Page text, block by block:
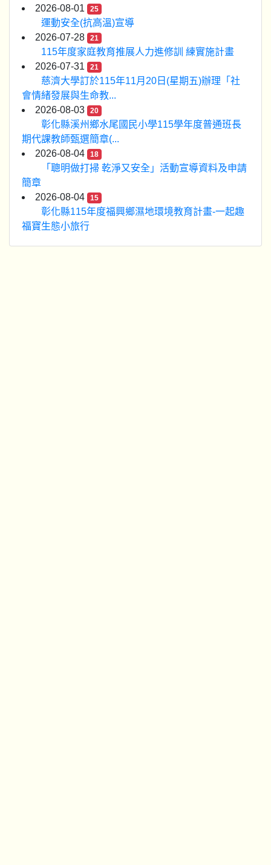
2026-08-01
25
運動安全(抗高溫)宣導
2026-07-28
21
115年度家庭教育推展人力進修訓 練實施計畫
2026-07-31
21
慈濟大學訂於115年11月20日(星期五)辦理「社
會情緒發展與生命教...
2026-08-03
20
彰化縣溪州鄉水尾國民小學115學年度普通班長
期代課教師甄選簡章(...
2026-08-04
18
「聰明做打掃 乾淨又安全」活動宣導資料及申請
簡章
2026-08-04
15
彰化縣115年度福興鄉濕地環境教育計畫-一起趣
福寶生態小旅行